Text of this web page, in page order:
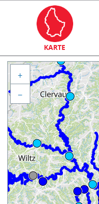
KARTE
+
−